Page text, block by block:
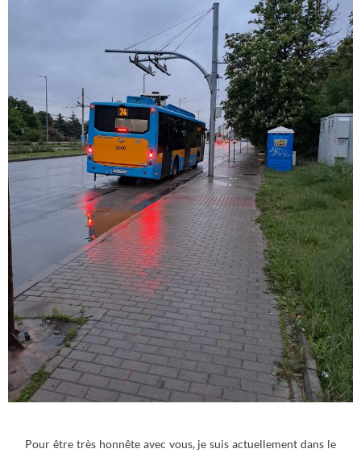
Pour être très honnête avec vous, je suis actuellement dans le